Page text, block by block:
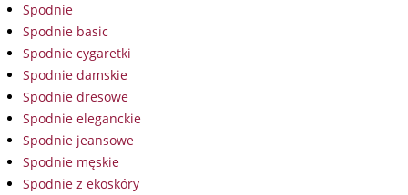
Spodnie
Spodnie basic
Spodnie cygaretki
Spodnie damskie
Spodnie dresowe
Spodnie eleganckie
Spodnie jeansowe
Spodnie męskie
Spodnie z ekoskóry